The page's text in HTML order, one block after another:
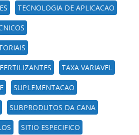
TECNOLOGIA DE APLICACAO
TAXA VARIAVEL
SUPLEMENTACAO
SUBPRODUTOS DA CANA
SITIO ESPECIFICO